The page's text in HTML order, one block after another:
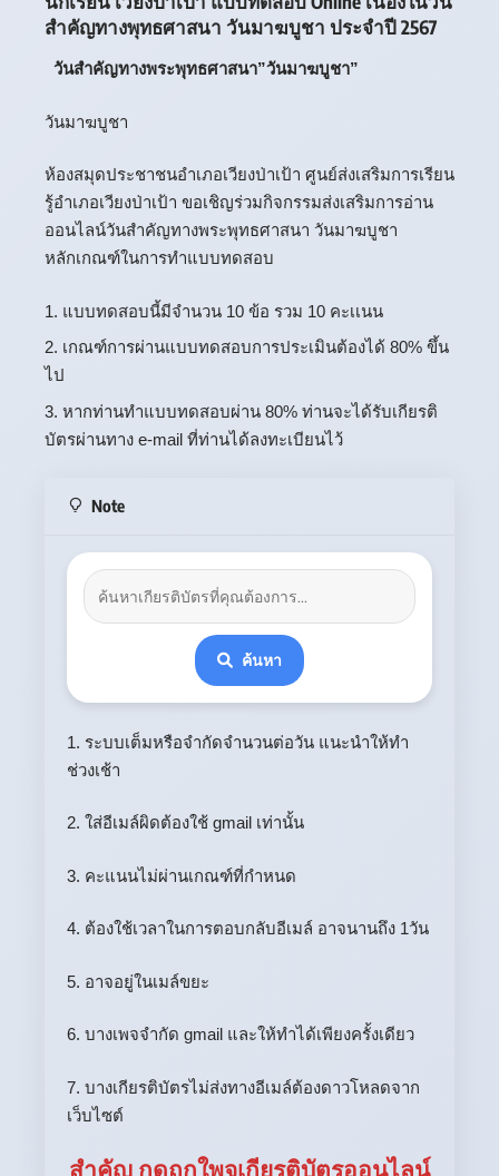
สำคัญทางพุทธศาสนา วันมาฆบูชา ประจำปี 2567
วันสำคัญทางพระพุทธศาสนา”วันมาฆบูชา”
วันมาฆบูชา
ห้องสมุดประชาชนอำเภอเวียงป่าเป้า ศูนย์ส่งเสริมการเรียน
รู้อำเภอเวียงป่าเป้า ขอเชิญร่วมกิจกรรมส่งเสริมการอ่าน
ออนไลน์วันสำคัญทางพระพุทธศาสนา วันมาฆบูชา
หลักเกณฑ์ในการทำแบบทดสอบ
แบบทดสอบนี้มีจำนวน 10 ข้อ รวม 10 คะเเนน
เกณฑ์การผ่านแบบทดสอบการประเมินต้องได้ 80% ขึ้น
ไป
หากท่านทำแบบทดสอบผ่าน 80% ท่านจะได้รับเกียรติ
บัตรผ่านทาง e-mail ที่ท่านได้ลงทะเบียนไว้
Note
ค้นหา
1. ระบบเต็มหรือจำกัดจำนวนต่อวัน แนะนำให้ทำ
ช่วงเช้า
2. ใส่อีเมล์ผิดต้องใช้ gmail เท่านั้น
3. คะแนนไม่ผ่านเกณฑ์ที่กำหนด
4. ต้องใช้เวลาในการตอบกลับอีเมล์ อาจนานถึง 1วัน
5. อาจอยู่ในเมล์ขยะ
6. บางเพจจำกัด gmail และให้ทำได้เพียงครั้งเดียว
7. บางเกียรติบัตรไม่ส่งทางอีเมล์ต้องดาวโหลดจาก
เว็บไซต์
สำคัญ กดถูกใพจเกียรติบัตรออนไลน์